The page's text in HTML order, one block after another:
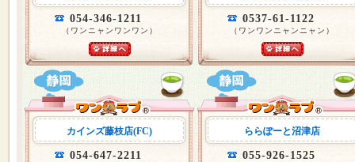
054-346-1211
（ワンニャンワンワン）
0537-61-1122
（ワンワンニャンニャン）
カインズ藤枝店(FC)
054-647-2211
ららぽーと沼津店
055-926-1525